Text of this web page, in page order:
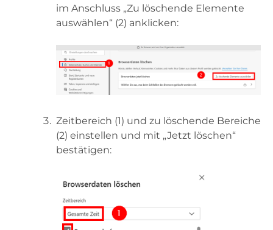
im Anschluss „Zu löschende Elemente
auswählen“ (2) anklicken:
Zeitbereich (1) und zu löschende Bereiche
(2) einstellen und mit „Jetzt löschen“
bestätigen: